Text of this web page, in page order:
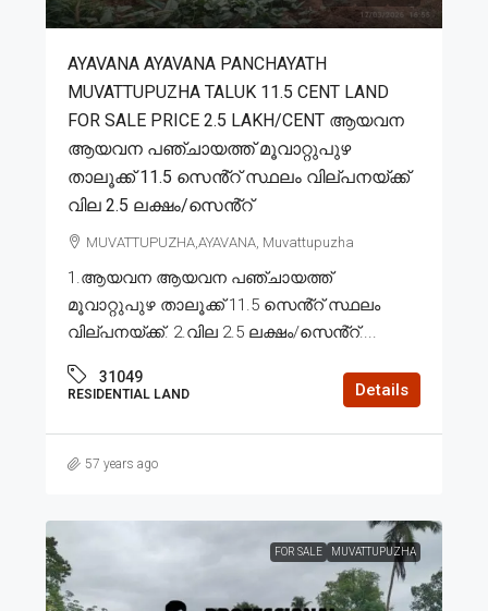
AYAVANA AYAVANA PANCHAYATH
MUVATTUPUZHA TALUK 11.5 CENT LAND
FOR SALE PRICE 2.5 LAKH/CENT ആയവന
ആയവന പഞ്ചായത്ത് മൂവാറ്റുപുഴ
താലൂക്ക് 11.5 സെൻ്റ് സ്ഥലം വില്പനയ്ക്ക്
വില 2.5 ലക്ഷം/സെൻ്റ്
MUVATTUPUZHA,AYAVANA, Muvattupuzha
1.ആയവന ആയവന പഞ്ചായത്ത്
മൂവാറ്റുപുഴ താലൂക്ക് 11.5 സെൻ്റ് സ്ഥലം
വില്പനയ്ക്ക്. 2.വില 2.5 ലക്ഷം/സെൻ്റ്....
31049
RESIDENTIAL LAND Details
57 years ago
FOR SALE MUVATTUPUZHA